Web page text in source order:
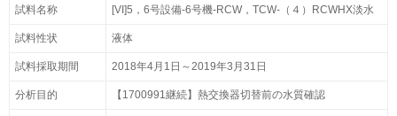
試料名称 [VI]5，6号設備-6号機-RCW，TCW-（４）RCWHX淡水
試料性状 液体
試料採取期間 2018年4月1日～2019年3月31日
分析目的 【1700991継続】熱交換器切替前の水質確認
試料名称 [VI]5，6号設備-6号機-RCW，TCW-（４）RCWHX淡水
試料性状 液体
試料採取期間 2018年4月1日～2019年3月31日
分析目的 【1700991継続】熱交換器切替前の水質確認